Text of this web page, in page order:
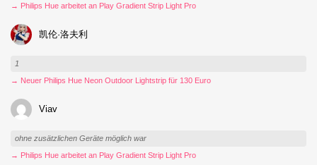
→ Philips Hue arbeitet an Play Gradient Strip Light Pro
凯伦·洛夫利
1
→ Neuer Philips Hue Neon Outdoor Lightstrip für 130 Euro
Viav
ohne zusätzlichen Geräte möglich war
→ Philips Hue arbeitet an Play Gradient Strip Light Pro